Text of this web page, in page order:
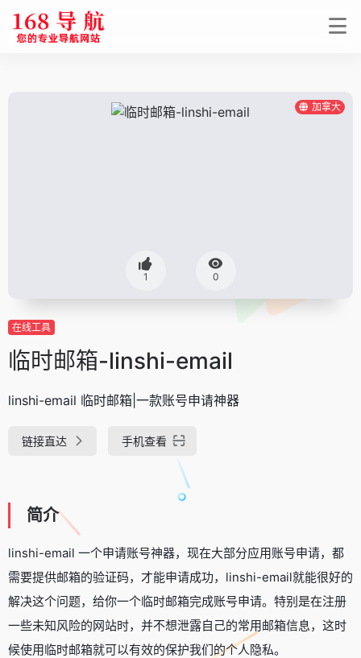
加拿大
1 0
在线工具
临时邮箱-linshi-email
linshi-email 临时邮箱|一款账号申请神器
链接直达 手机查看
简介
linshi-email 一个申请账号神器，现在大部分应用账号申请，都
需要提供邮箱的验证码，才能申请成功，linshi-email就能很好的
解决这个问题，给你一个临时邮箱完成账号申请。特别是在注册
一些未知风险的网站时，并不想泄露自己的常用邮箱信息，这时
候使用临时邮箱就可以有效的保护我们的个人隐私。